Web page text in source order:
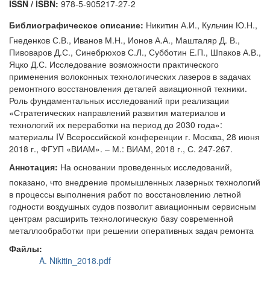
ISSN / ISBN: 978-5-905217-27-2
Библиографическое описание: Никитин А.И., Кульчин Ю.Н.,
Гнеденков С.В., Иванов М.Н., Ионов А.А., Машталяр Д. В.,
Пивоваров Д.С., Синебрюхов С.Л., Субботин Е.П., Шпаков А.В.,
Яцко Д.С. Исследование возможности практического
применения волоконных технологических лазеров в задачах
ремонтного восстановления деталей авиационной техники.
Роль фундаментальных исследований при реализации
«Стратегических направлений развития материалов и
технологий их переработки на период до 2030 года»:
материалы IV Всероссийской конференции г. Москва, 28 июня
2018 г., ФГУП «ВИАМ». – М.: ВИАМ, 2018 г., С. 247-267.
Аннотация: На основании проведенных исследований,
показано, что внедрение промышленных лазерных технологий
в процессы выполнения работ по восстановлению летной
годности воздушных судов позволит авиационным сервисным
центрам расширить технологическую базу современной
металлообработки при решении оперативных задач ремонта
Файлы:
A. Nikitin_2018.pdf